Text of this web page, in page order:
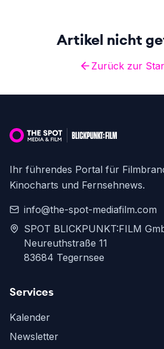
Artikel nicht
Zurück zur
Ihr führendes Portal für
Kinocharts und Fernsehnews.
info@the-spot-mediafilm.com
SPOT BLICKPUNKT:FILM
Neureuthstraße 11
83684 Tegernsee
Services
Kalender
Newsletter